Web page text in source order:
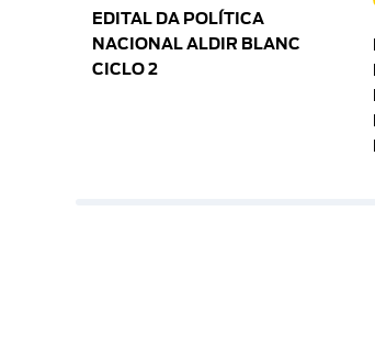
EDITAL DA POLÍTICA
NACIONAL ALDIR BLANC
CICLO 2